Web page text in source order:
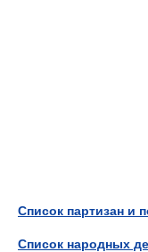
Список партизан и
Список народных